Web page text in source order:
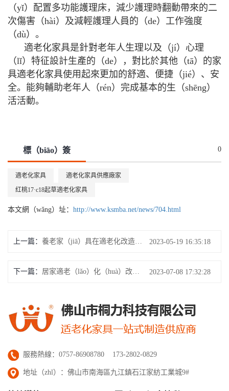
（yǐ）配置多功能護理床，減少護理時翻動帶來的二
次傷害（hài）及減輕護理人員的（de）工作強度
（dù）。
適老化家具是針對老年人生理以及（jí）心理
（lǐ）特征設計生產的（de），對比於其他（tā）的家
具適老化家具使用起來更加的舒適、便捷（jié）、安
全。能夠輔助老年人（rén）完成基本的生（shēng）
活活動。
標（biāo）簽 0
適老化家具
適老化家具供應廠家
红桃17·c18起草適老化家具
本文網（wǎng）址： http://www.ksmba.net/news/704.html
上一篇： 2023-05-19 16:35:18
下一篇： 2023-07-08 17:32:28
服務熱線：0757-86908780 173-2802-0829
地址（zhǐ）：佛山市南海區九江鎮石江家紡工業城9#